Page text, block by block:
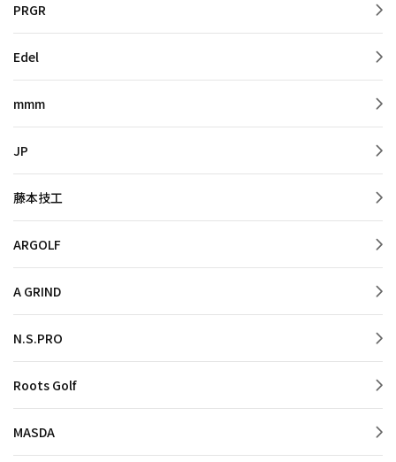
PRGR
Edel
mmm
JP
藤本技工
ARGOLF
A GRIND
N.S.PRO
Roots Golf
MASDA